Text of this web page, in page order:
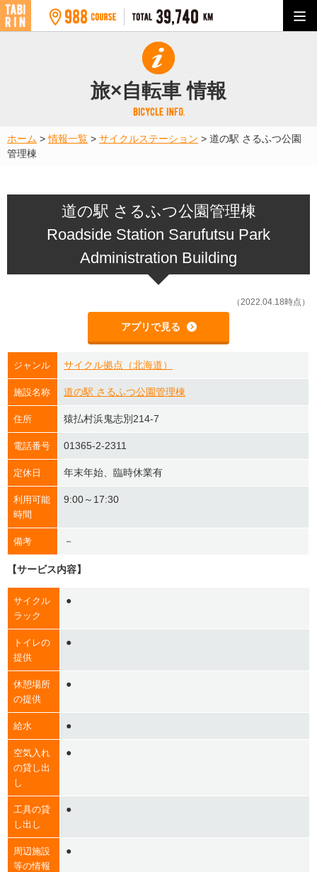
旅×自転車 情報
ホーム >情報一覧 > サイクルステーション > 道の駅 さるふつ公園
管理棟
道の駅 さるふつ公園管理棟
Roadside Station Sarufutsu Park
Administration Building
（2022.04.18時点）
アプリで見る
ジャンル サイクル拠点（北海道）
施設名称 道の駅 さるふつ公園管理棟
住所 猿払村浜鬼志別214-7
電話番号 01365-2-2311
定休日 年末年始、臨時休業有
利用可能
時間
9:00～17:30
備考 －
【サービス内容】
サイクル
ラック
●
トイレの
提供
●
休憩場所
の提供
●
給水 ●
空気入れ
の貸し出
し
●
工具の貸
し出し
●
周辺施設
等の情報
●